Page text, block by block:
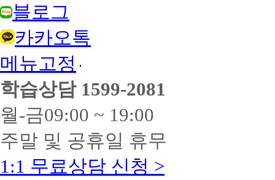
블로그
카카오톡
메뉴고정
학습상담 1599-2081
월-금09:00 ~ 19:00
주말 및 공휴일 휴무
1:1 무료상담 신청 >